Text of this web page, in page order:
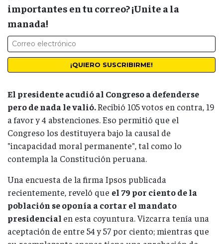
importantes en tu correo? ¡Unite a la
manada!
El presidente acudió al Congreso a defenderse
pero de nada le valió.Recibió 105 votos en contra, 19
a favor y 4 abstenciones. Eso permitió que el
Congreso los destituyera bajo la causal de
"incapacidad moral permanente", tal como lo
contempla la Constitución peruana.
Una encuesta de la firma Ipsos publicada
recientemente, reveló que el 79 por ciento de la
población se oponía a cortar el mandato
presidencial en esta coyuntura. Vizcarra tenía una
aceptación de entre 54 y 57 por ciento; mientras que